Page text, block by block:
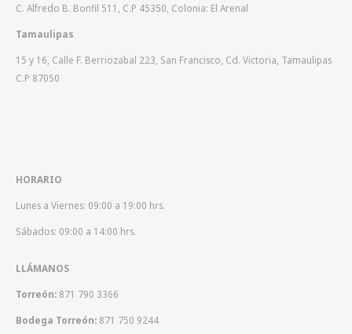
C. Alfredo B. Bonfil 511, C.P 45350, Colonia: El Arenal
Tamaulipas
15 y 16, Calle F. Berriozabal 223, San Francisco, Cd. Victoria, Tamaulipas
C.P 87050
HORARIO
Lunes a Viernes: 09:00 a 19:00 hrs.
Sábados: 09:00 a 14:00 hrs.
LLÁMANOS
Torreón: 871 790 3366
Bodega Torreón: 871 750 9244